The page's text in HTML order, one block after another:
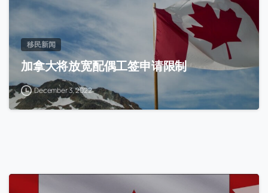
移民新闻
加拿大将放宽配偶工签申请限制
December 3, 2022